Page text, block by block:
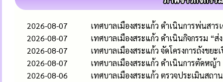
2026-08-07
เทศบาลเมืองสระแก้ว ดำเนินการพ่นสา
2026-08-07
เทศบาลเมืองสระแก้ว ดำเนินกิจกรรม “
2026-08-07
เทศบาลเมืองสระแก้ว จัดโครงการถังขยะ
2026-08-07
เทศบาลเมืองสระแก้ว ดำเนินการตัดหญ้า
2026-08-06
เทศบาลเมืองสระแก้ว ตรวจประเมินสถ